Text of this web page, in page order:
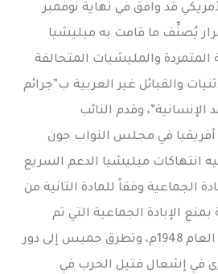
قد وافق في نهاية نوفمبر
يُصنِّف ما قامت به ميليشيا
المتمردة والمليشيات المتحالفة
والقبائل غير العربية ب”جرائم
وقدم النائب
في مجلس النواب جون
انتهاكات ميليشيا الدعم السريع
الجماعية وفقاََ للمادة الثانية من
الإبادة الجماعية التي تم
إقرارها في ديسمبر من العام 1948م، وتطرق جميس إلى دور
في إشعال فتيل الحرب في